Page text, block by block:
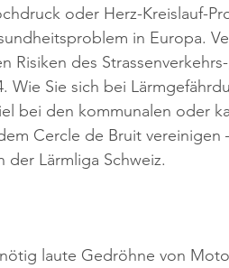
oder Herz-Kreislauf-
in Europa.
des
Wie Sie sich bei
bei den kommunalen oder
Cercle de Bruit vereinigen
Lärmliga Schweiz.
laute Gedröhne von